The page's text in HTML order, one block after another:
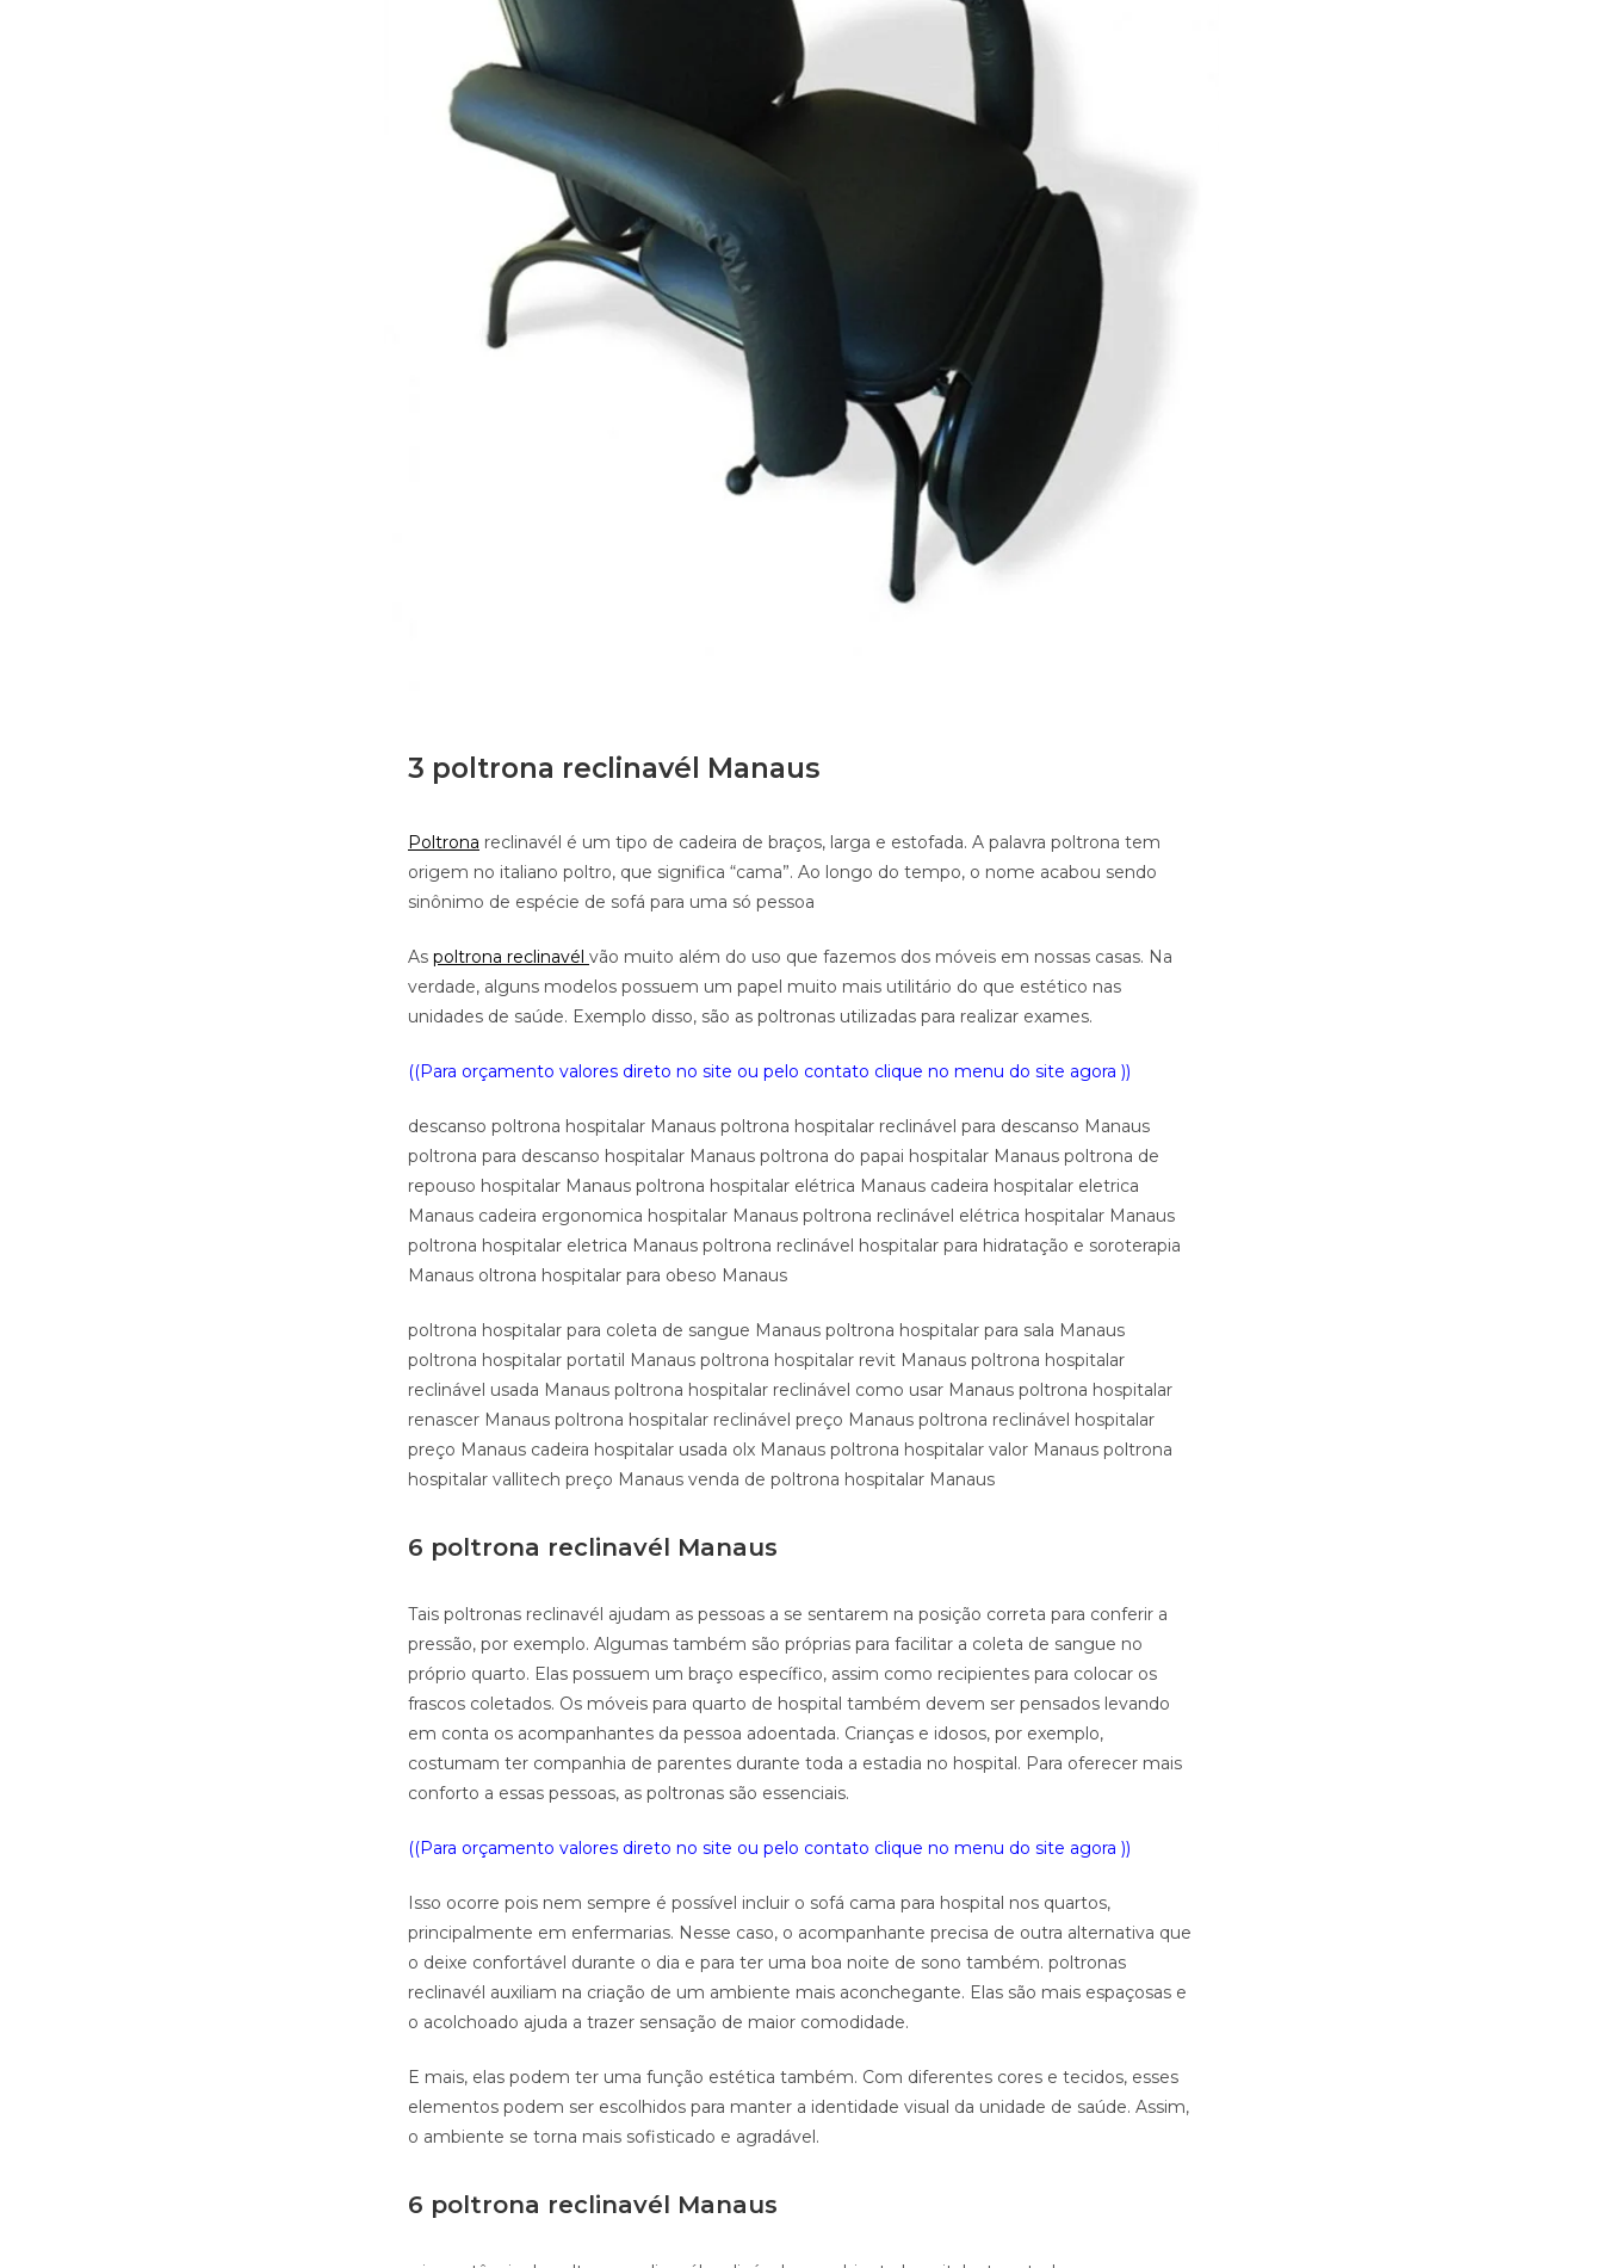
3 poltrona reclinavél Manaus
Poltrona reclinavél é um tipo de cadeira de braços, larga e estofada. A palavra poltrona tem
origem no italiano poltro, que significa “cama”. Ao longo do tempo, o nome acabou sendo
sinônimo de espécie de sofá para uma só pessoa
As poltrona reclinavél vão muito além do uso que fazemos dos móveis em nossas casas. Na
verdade, alguns modelos possuem um papel muito mais utilitário do que estético nas
unidades de saúde. Exemplo disso, são as poltronas utilizadas para realizar exames.
((Para orçamento valores direto no site ou pelo contato clique no menu do site agora ))
descanso poltrona hospitalar Manaus poltrona hospitalar reclinável para descanso Manaus
poltrona para descanso hospitalar Manaus poltrona do papai hospitalar Manaus poltrona de
repouso hospitalar Manaus poltrona hospitalar elétrica Manaus cadeira hospitalar eletrica
Manaus cadeira ergonomica hospitalar Manaus poltrona reclinável elétrica hospitalar Manaus
poltrona hospitalar eletrica Manaus poltrona reclinável hospitalar para hidratação e soroterapia
Manaus oltrona hospitalar para obeso Manaus
poltrona hospitalar para coleta de sangue Manaus poltrona hospitalar para sala Manaus
poltrona hospitalar portatil Manaus poltrona hospitalar revit Manaus poltrona hospitalar
reclinável usada Manaus poltrona hospitalar reclinável como usar Manaus poltrona hospitalar
renascer Manaus poltrona hospitalar reclinável preço Manaus poltrona reclinável hospitalar
preço Manaus cadeira hospitalar usada olx Manaus poltrona hospitalar valor Manaus poltrona
hospitalar vallitech preço Manaus venda de poltrona hospitalar Manaus
6 poltrona reclinavél Manaus
Tais poltronas reclinavél ajudam as pessoas a se sentarem na posição correta para conferir a
pressão, por exemplo. Algumas também são próprias para facilitar a coleta de sangue no
próprio quarto. Elas possuem um braço específico, assim como recipientes para colocar os
frascos coletados. Os móveis para quarto de hospital também devem ser pensados levando
em conta os acompanhantes da pessoa adoentada. Crianças e idosos, por exemplo,
costumam ter companhia de parentes durante toda a estadia no hospital. Para oferecer mais
conforto a essas pessoas, as poltronas são essenciais.
((Para orçamento valores direto no site ou pelo contato clique no menu do site agora ))
Isso ocorre pois nem sempre é possível incluir o sofá cama para hospital nos quartos,
principalmente em enfermarias. Nesse caso, o acompanhante precisa de outra alternativa que
o deixe confortável durante o dia e para ter uma boa noite de sono também. poltronas
reclinavél auxiliam na criação de um ambiente mais aconchegante. Elas são mais espaçosas e
o acolchoado ajuda a trazer sensação de maior comodidade.
E mais, elas podem ter uma função estética também. Com diferentes cores e tecidos, esses
elementos podem ser escolhidos para manter a identidade visual da unidade de saúde. Assim,
o ambiente se torna mais sofisticado e agradável.
6 poltrona reclinavél Manaus